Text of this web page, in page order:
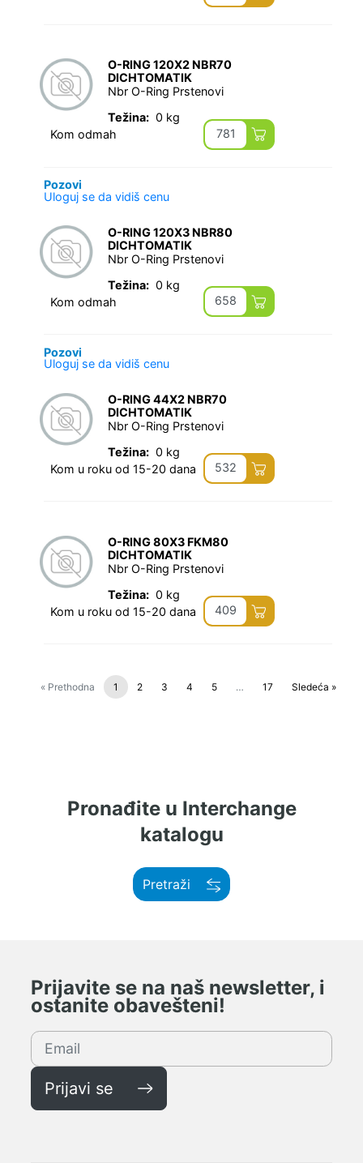
O-RING 120X2 NBR70
DICHTOMATIK
Nbr O-Ring Prstenovi
Težina: 0 kg
Kom odmah
781
Pozovi
Uloguj se da vidiš cenu
O-RING 120X3 NBR80
DICHTOMATIK
Nbr O-Ring Prstenovi
Težina: 0 kg
Kom odmah
658
Pozovi
Uloguj se da vidiš cenu
O-RING 44X2 NBR70
DICHTOMATIK
Nbr O-Ring Prstenovi
Težina: 0 kg
Kom u roku od 15-20 dana
532
O-RING 80X3 FKM80
DICHTOMATIK
Nbr O-Ring Prstenovi
Težina: 0 kg
Kom u roku od 15-20 dana
409
« Prethodna 1 2 3 4 5 … 17 Sledeća »
Pronađite u Interchange
katalogu
Pretraži
Prijavite se na naš newsletter, i
ostanite obavešteni!
Prijavi se